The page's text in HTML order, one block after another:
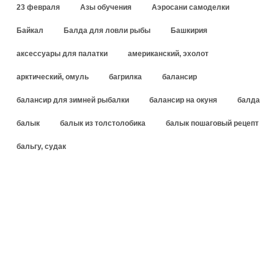
23 февраля Азы обучения Аэросани самоделки
Байкал Балда для ловли рыбы Башкирия
аксессуары для палатки американский, эхолот
арктический, омуль багрилка балансир
балансир для зимней рыбалки балансир на окуня балда
балык балык из толстолобика балык пошаговый рецепт
бальгу, судак